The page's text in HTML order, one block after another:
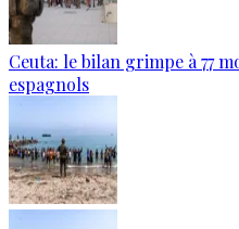
Ceuta: le bilan grimpe à 77
espagnols